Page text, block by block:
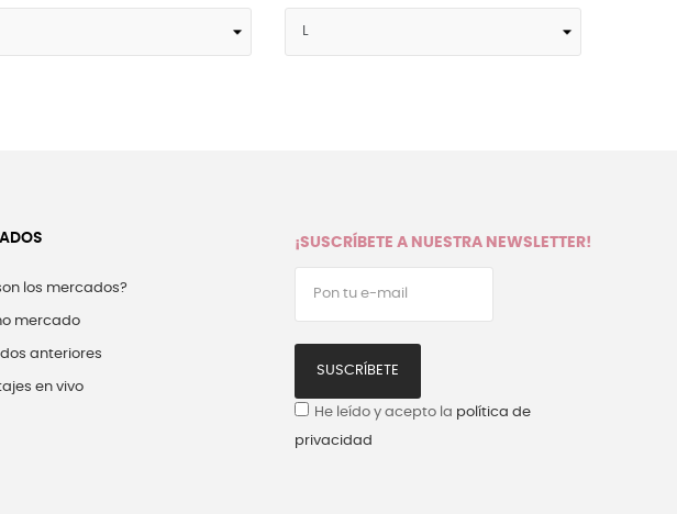
los mercados?
mercado
anteriores
en vivo
¡SUSCRÍBETE A NUESTRA NEWSLETTER!
SUSCRÍBETE
He leído y acepto la política de
privacidad